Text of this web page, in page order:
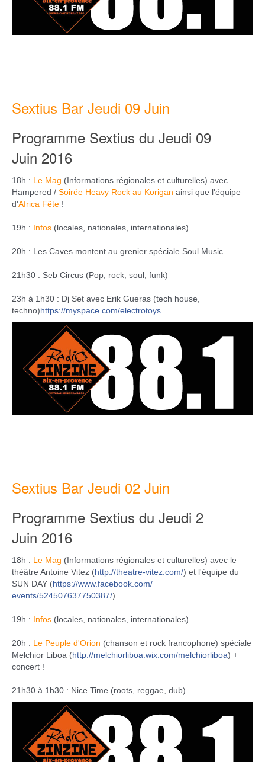
Sextius Bar Jeudi 09 Juin
Programme Sextius du Jeudi 09
Juin 2016
18h : Le Mag (Informations régionales et culturelles) avec
Hampered / Soirée Heavy Rock au Korigan ainsi que l'équipe
d'Africa Fête !
19h : Infos (locales, nationales, internationales)
20h : Les Caves montent au grenier spéciale Soul Music
21h30 : Seb Circus (Pop, rock, soul, funk)
23h à 1h30 : Dj Set avec Erik Gueras (tech house,
techno)https://myspace.com/electrotoys
Sextius Bar Jeudi 02 Juin
Programme Sextius du Jeudi 2
Juin 2016
18h : Le Mag (Informations régionales et culturelles) avec le
théâtre Antoine Vitez (http://theatre-vitez.com/) et l'équipe du
SUN DAY (https://www.facebook.com/
events/524507637750387/)
19h : Infos (locales, nationales, internationales)
20h : Le Peuple d'Orion (chanson et rock francophone) spéciale
Melchior Liboa (http://melchiorliboa.wix.com/melchiorliboa) +
concert !
21h30 à 1h30 : Nice Time (roots, reggae, dub)